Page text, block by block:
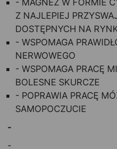
- MAGNEZ W FORMIE
Z NAJLEPIEJ
DOSTĘPNYCH NA
- WSPOMAGA
NERWOWEGO
- WSPOMAGA PRACĘ
BOLESNE SKURCZE
- POPRAWIA PRACĘ
SAMOPOCZUCIE
-
-